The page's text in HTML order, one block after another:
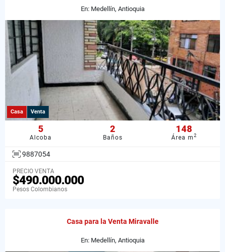
En: Medellín, Antioquia
Casa Venta
5
Alcoba
2
Baños
148
Área m2
9887054
PRECIO VENTA
$490.000.000
Pesos Colombianos
Casa para la Venta Miravalle
En: Medellín, Antioquia